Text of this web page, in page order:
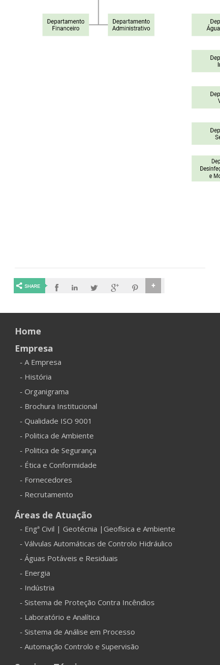
Home
Empresa
- A Empresa
- História
- Organigrama
- Brochura Institucional
- Qualidade ISO 9001
- Politica de Ambiente
- Politica de Segurança
- Ética e Conformidade
- Fornecedores
- Recrutamento
Áreas de Atuação
- Engª Civil | Geotécnia |Geofísica e Ambiente
- Válvulas Automáticas de Controlo Hidráulico
- Águas Potáveis e Residuais
- Energia
- Indústria
- Sistema de Proteção Contra Incêndios
- Laboratório e Analítica
- Sistema de Análise em Processo
- Automação Controlo e Supervisão